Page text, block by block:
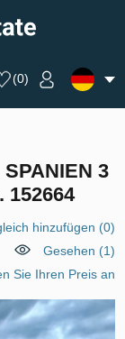
(0)
3
152664
hinzufügen (0)
Gesehen (1)
Sie Ihren Preis an